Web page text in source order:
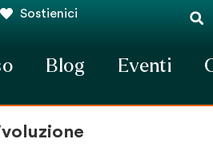
Sostienici
Blog Eventi